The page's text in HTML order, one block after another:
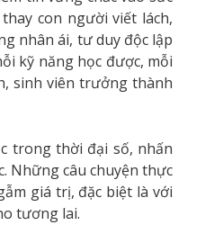
con người viết lách,
nhân ái, tư duy độc lập
kỹ năng học được, mỗi
sinh viên trưởng thành
trong thời đại số, nhấn
Những câu chuyện thực
giá trị, đặc biệt là với
tương lai.